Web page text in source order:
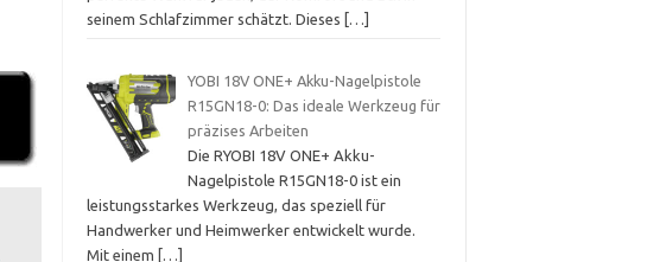
seinem Schlafzimmer schätzt. Dieses
[…]
YOBI 18V ONE+ Akku-Nagelpistole
R15GN18-0: Das ideale Werkzeug für
präzises Arbeiten
Die RYOBI 18V ONE+ Akku-
Nagelpistole R15GN18-0 ist ein
leistungsstarkes Werkzeug, das speziell für
Handwerker und Heimwerker entwickelt wurde.
Mit einem
[…]